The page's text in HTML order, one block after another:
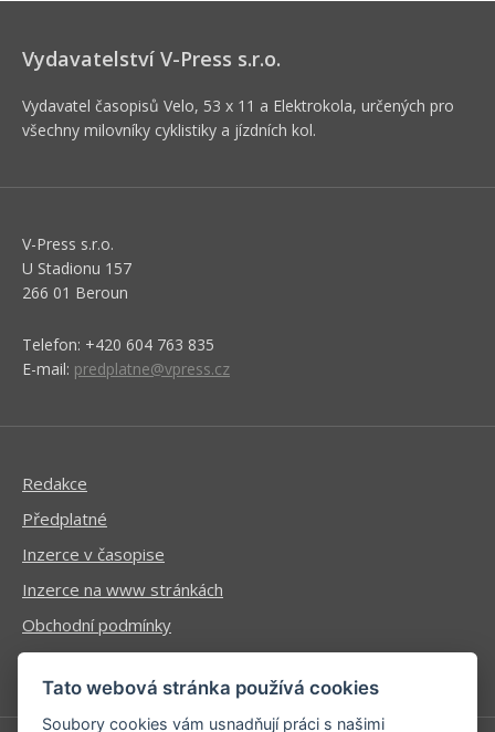
Vydavatelství V-Press s.r.o.
Vydavatel časopisů Velo, 53 x 11 a Elektrokola, určených pro
všechny milovníky cyklistiky a jízdních kol.
V-Press s.r.o.
U Stadionu 157
266 01 Beroun
Telefon: +420 604 763 835
E-mail: predplatne@vpress.cz
Redakce
Předplatné
Inzerce v časopise
Inzerce na www stránkách
Obchodní podmínky
Ochrana osobních údajů
Tato webová stránka používá cookies
Soubory cookies vám usnadňují práci s našimi